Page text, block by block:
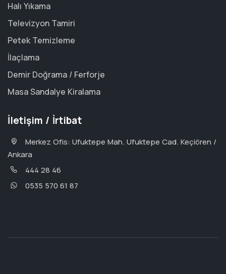
Halı Yıkama
Televizyon Tamiri
Petek Temizleme
İlaçlama
Demir Doğrama / Ferforje
Masa Sandalye Kiralama
İletişim / İrtibat
Merkez Ofis: Ufuktepe Mah. Ufuktepe Cad. Keçiören /
Ankara
444 28 46
0535 570 61 87